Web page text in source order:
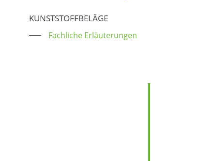
KUNSTSTOFFBELÄGE
Fachliche Erläuterungen